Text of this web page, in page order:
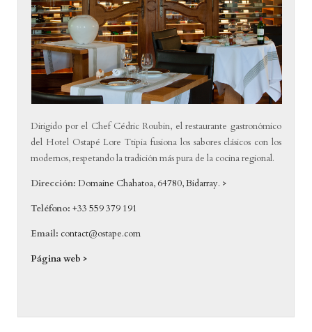
Dirigido por el Chef Cédric Roubin, el restaurante gastronómico
del Hotel Ostapé Lore Ttipia fusiona los sabores clásicos con los
modernos, respetando la tradición más pura de la cocina regional.
Dirección: Domaine Chahatoa, 64780, Bidarray. >
Teléfono:+33 559 379 191
Email: contact@ostape.com
Página web >